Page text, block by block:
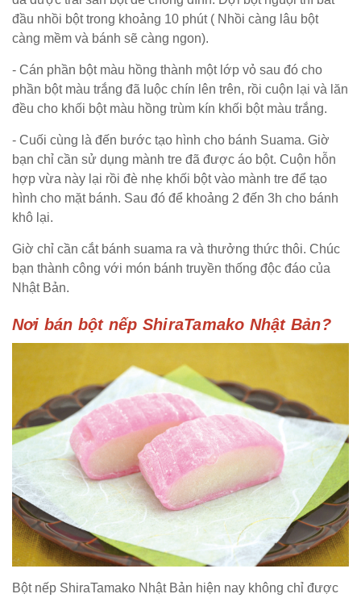
đầu nhồi bột trong khoảng 10 phút ( Nhồi càng lâu bột
càng mềm và bánh sẽ càng ngon).
- Cán phần bột màu hồng thành một lớp vỏ sau đó cho
phần bột màu trắng đã luộc chín lên trên, rồi cuộn lại và lăn
đều cho khối bột màu hồng trùm kín khối bột màu trắng.
- Cuối cùng là đến bước tạo hình cho bánh Suama. Giờ
bạn chỉ cần sử dụng mành tre đã được áo bột. Cuộn hỗn
hợp vừa này lại rồi đè nhẹ khối bột vào mành tre để tạo
hình cho mặt bánh. Sau đó để khoảng 2 đến 3h cho bánh
khô lại.
Giờ chỉ cần cắt bánh suama ra và thưởng thức thôi. Chúc
bạn thành công với món bánh truyền thống độc đáo của
Nhật Bản.
Nơi bán bột nếp ShiraTamako Nhật Bản?
Bột nếp ShiraTamako Nhật Bản hiện nay không chỉ được